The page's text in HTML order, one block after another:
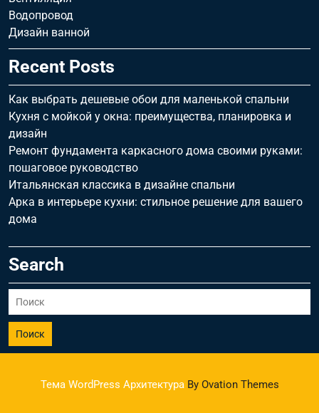
Водопровод
Дизайн ванной
Recent Posts
Как выбрать дешевые обои для маленькой спальни
Кухня с мойкой у окна: преимущества, планировка и
дизайн
Ремонт фундамента каркасного дома своими руками:
пошаговое руководство
Итальянская классика в дизайне спальни
Арка в интерьере кухни: стильное решение для вашего
дома
Search
Поиск
Тема WordPress АрхитектураBy Ovation Themes